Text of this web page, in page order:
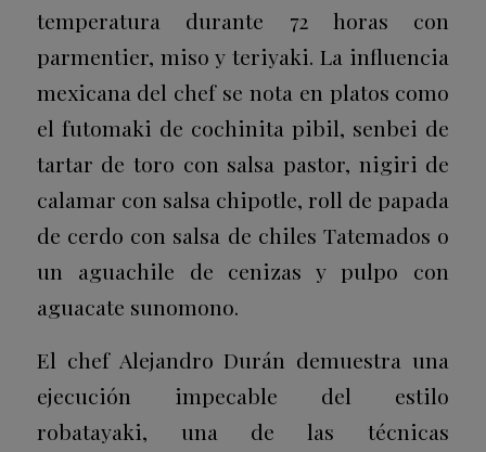
temperatura durante 72 horas con
parmentier, miso y teriyaki. La influencia
mexicana del chef se nota en platos como
el futomaki de cochinita pibil, senbei de
tartar de toro con salsa pastor, nigiri de
calamar con salsa chipotle, roll de papada
de cerdo con salsa de chiles Tatemados o
un aguachile de cenizas y pulpo con
aguacate sunomono.
El chef Alejandro Durán demuestra una
ejecución impecable del estilo
robatayaki, una de las técnicas